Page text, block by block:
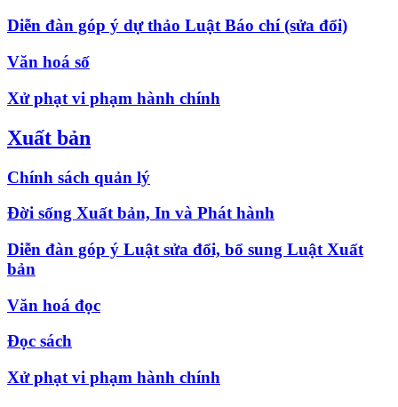
Diễn đàn góp ý dự thảo Luật Báo chí (sửa đổi)
Văn hoá số
Xử phạt vi phạm hành chính
Xuất bản
Chính sách quản lý
Đời sống Xuất bản, In và Phát hành
Diễn đàn góp ý Luật sửa đổi, bổ sung Luật Xuất
bản
Văn hoá đọc
Đọc sách
Xử phạt vi phạm hành chính